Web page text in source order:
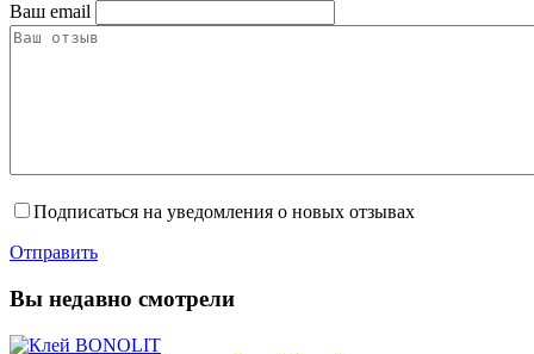
Ваш email
Подписаться на уведомления о новых отзывах
Отправить
Вы недавно смотрели